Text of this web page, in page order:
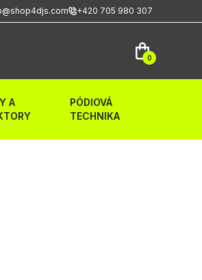
+420 705 980 307
0
A
PÓDIOVÁ
TECHNIKA